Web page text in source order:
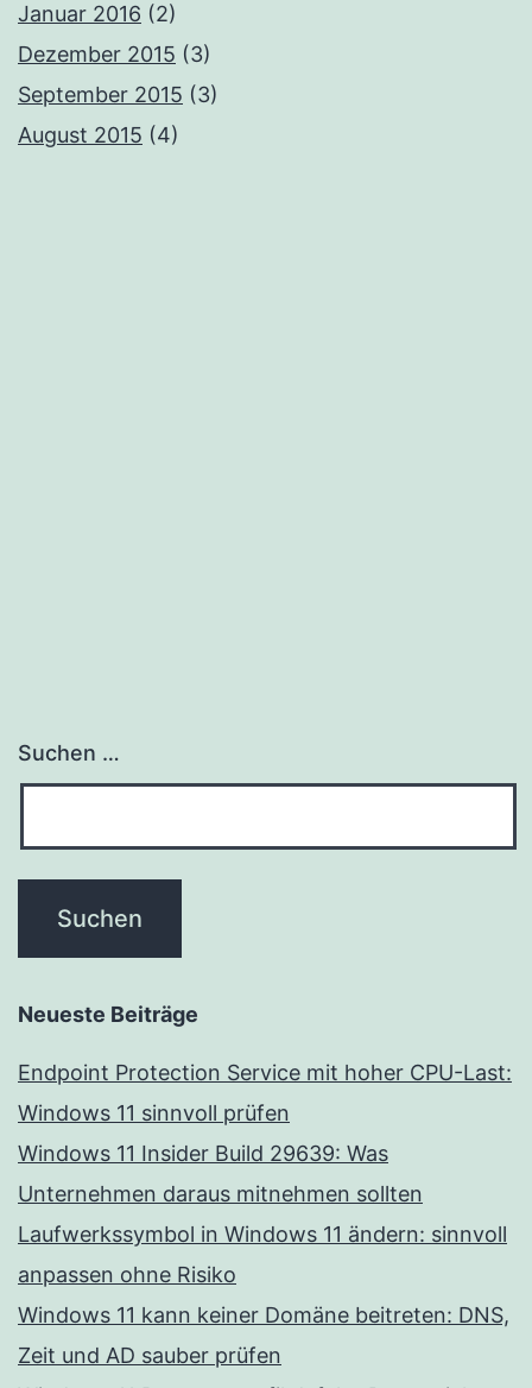
Januar 2016 (2)
Dezember 2015 (3)
September 2015 (3)
August 2015 (4)
Suchen …
Neueste Beiträge
Endpoint Protection Service mit hoher CPU-Last:
Windows 11 sinnvoll prüfen
Windows 11 Insider Build 29639: Was
Unternehmen daraus mitnehmen sollten
Laufwerkssymbol in Windows 11 ändern: sinnvoll
anpassen ohne Risiko
Windows 11 kann keiner Domäne beitreten: DNS,
Zeit und AD sauber prüfen